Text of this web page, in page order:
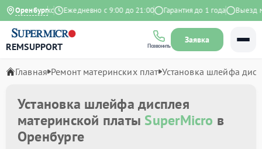
Оренбург
4.9 на Яндекс Ежедневно с 9:00 до 21:00 Гарантия до 1 года Выезд
REMSUPPORT Позвонить
Заявка
Главная Ремонт материнских плат Установка шлейфа
Установка шлейфа дисплея
материнской платы SuperMicro в
Оренбурге